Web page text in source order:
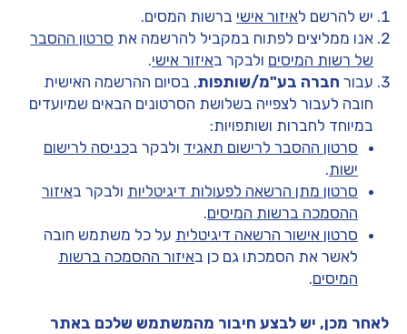
יש להרשם לאיזור אישי ברשות המסים.
אנו ממליצים לפתוח במקביל להרשמה את סרטון ההסבר
של רשות המיסים ולבקר באיזור אישי.
עבור חברה בע"מ/שותפות, בסיום ההרשמה האישית
חובה לעבור לצפייה בשלושת הסרטונים הבאים שמיועדים
במיוחד לחברות ושותפויות:
סרטון ההסבר לרישום תאגיד ולבקר בכניסה לרישום
ישות.
סרטון מתן הרשאה לפעולות דיגיטליות ולבקר באיזור
ההסמכה ברשות המיסים.
סרטון אישור הרשאה דיגיטלית על כל משתמש חובה
לאשר את הסמכתו גם כן באיזור ההסמכה ברשות
המיסים.
לאחר מכן, יש לבצע חיבור מהמשתמש שלכם באתר